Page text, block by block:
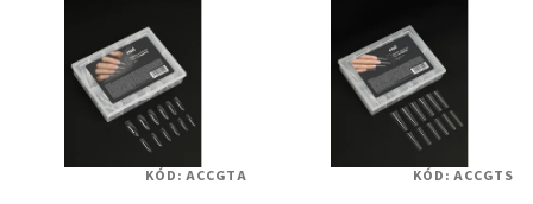
KÓD:ACCGTA KÓD:ACCGTS